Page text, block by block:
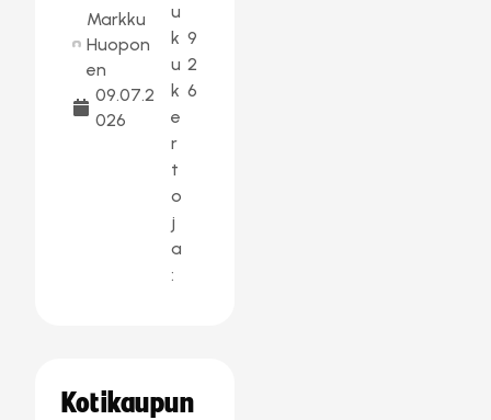
Markku
Huopon
en
09.07.2
026
u
k
u
k
e
r
t
o
j
a
:
9
2
6
Kotikaupun